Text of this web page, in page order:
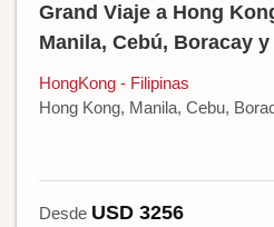
Grand Viaje a Hong
Manila, Cebú, Boracay
HongKong - Filipinas
Hong Kong, Manila, Cebu,
Desde USD 3256